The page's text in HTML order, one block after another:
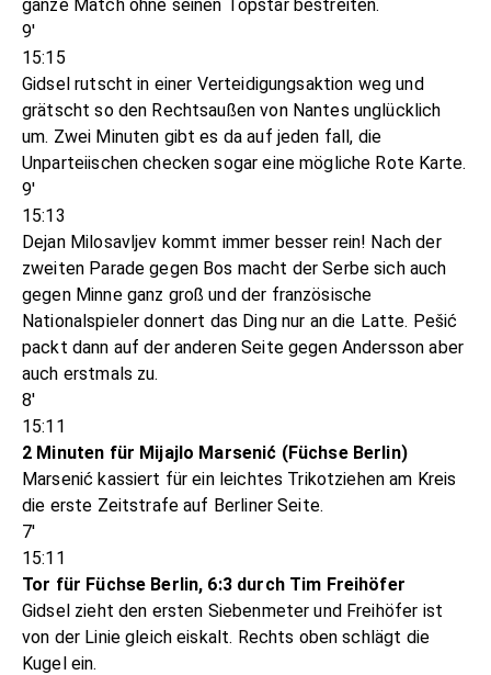
ganze Match ohne seinen Topstar bestreiten.
9'
15:15
Gidsel rutscht in einer Verteidigungsaktion weg und
grätscht so den Rechtsaußen von Nantes unglücklich
um. Zwei Minuten gibt es da auf jeden fall, die
Unparteiischen checken sogar eine mögliche Rote Karte.
9'
15:13
Dejan Milosavljev kommt immer besser rein! Nach der
zweiten Parade gegen Bos macht der Serbe sich auch
gegen Minne ganz groß und der französische
Nationalspieler donnert das Ding nur an die Latte. Pešić
packt dann auf der anderen Seite gegen Andersson aber
auch erstmals zu.
8'
15:11
2 Minuten für Mijajlo Marsenić (Füchse Berlin)
Marsenić kassiert für ein leichtes Trikotziehen am Kreis
die erste Zeitstrafe auf Berliner Seite.
7'
15:11
Tor für Füchse Berlin, 6:3 durch Tim Freihöfer
Gidsel zieht den ersten Siebenmeter und Freihöfer ist
von der Linie gleich eiskalt. Rechts oben schlägt die
Kugel ein.